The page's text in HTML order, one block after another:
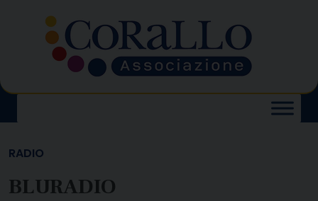
content
RADIO
BLURADIO